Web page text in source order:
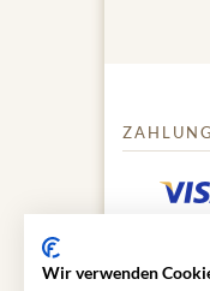
Wir verwenden